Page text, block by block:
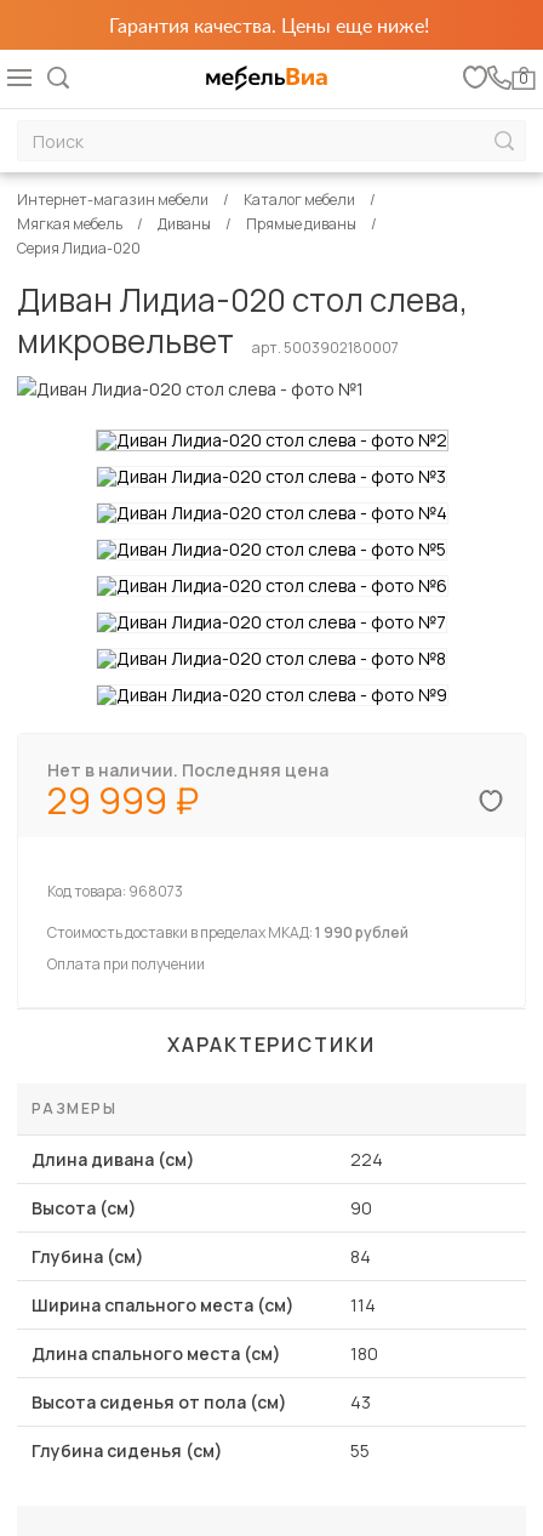
Гарантия качества. Цены еще ниже!
0
Интернет-магазин мебели
Каталог мебели
Мягкая мебель
Диваны
Прямые диваны
Серия Лидиа-020
Диван Лидиа-020 стол слева,
микровельвет
арт. 5003902180007
Нет в наличии. Последняя цена
29 999
Код товара: 968073
Стоимость доставки в пределах МКАД:1 990 рублей
Оплата при получении
ХАРАКТЕРИСТИКИ
РАЗМЕРЫ
Длина дивана (см) 224
Высота (см) 90
Глубина (см) 84
Ширина спального места (см) 114
Длина спального места (см) 180
Высота сиденья от пола (см) 43
Глубина сиденья (см) 55